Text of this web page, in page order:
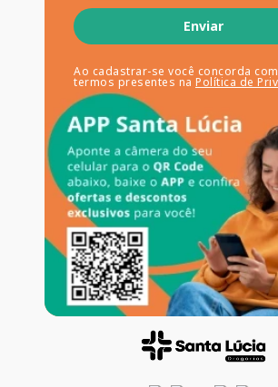
Enviar
Ao cadastrar-se você concorda
termos presentes na Política de